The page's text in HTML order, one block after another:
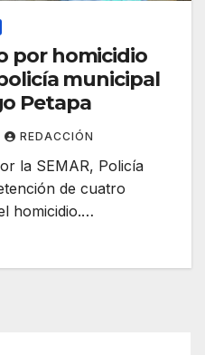
por homicidio
municipal
Petapa
REDACCIÓN
la SEMAR, Policía
de cuatro
homicidio.…